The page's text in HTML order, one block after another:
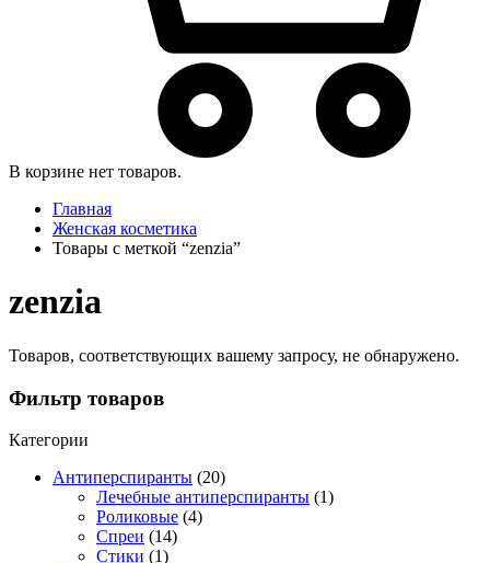
В корзине нет товаров.
Главная
Женская косметика
Товары с меткой “zenzia”
zenzia
Товаров, соответствующих вашему запросу, не обнаружено.
Фильтр товаров
Категории
Антиперспиранты (20)
Лечебные антиперспиранты (1)
Роликовые (4)
Спреи (14)
Стики (1)